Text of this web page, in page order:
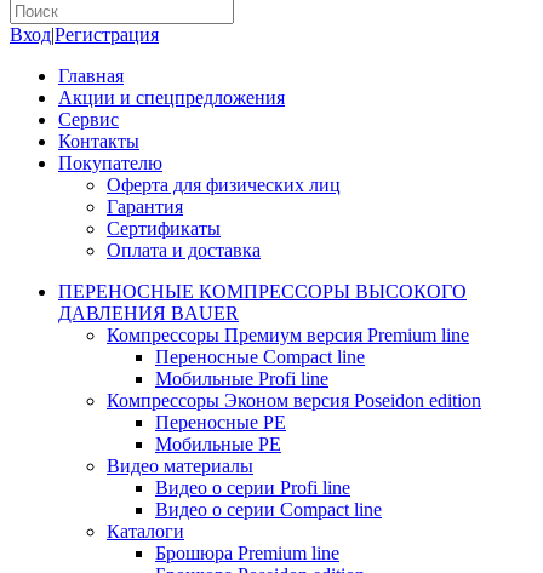
Вход|Регистрация
Главная
Акции и спецпредложения
Сервис
Контакты
Покупателю
Оферта для физических лиц
Гарантия
Сертификаты
Оплата и доставка
ПЕРЕНОСНЫЕ КОМПРЕССОРЫ ВЫСОКОГО
ДАВЛЕНИЯ BAUER
Компрессоры Премиум версия Premium line
Переносные Compact line
Мобильные Profi line
Компрессоры Эконом версия Poseidon edition
Переносные PE
Мобильные PE
Видео материалы
Видео о серии Profi line
Видео о серии Compact line
Каталоги
Брошюра Premium line